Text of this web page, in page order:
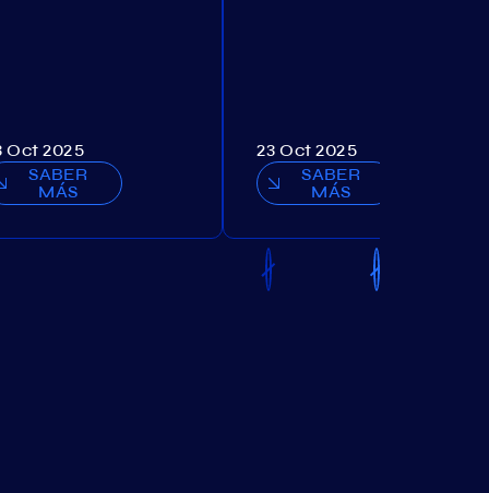
Oct 2025
SABER
MÁS
23 Oct 2025
SABER
MÁS